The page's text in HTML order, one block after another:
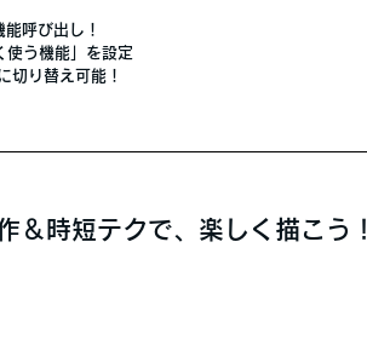
呼び出し！
使う機能」を設定
切り替え可能！
時短テクで、楽しく描こう！